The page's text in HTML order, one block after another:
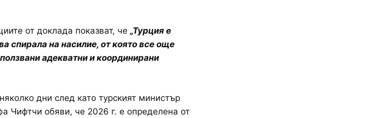
от доклада показват, че „Турция е
спирала на насилие, от която все още
адекватни и координирани
дни след като турският министър
Чифтчи обяви, че 2026 г. е определена от